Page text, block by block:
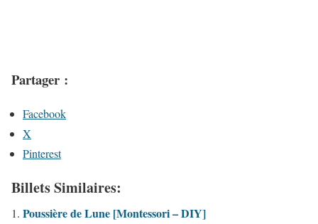
Partager :
Facebook
X
Pinterest
Billets Similaires:
Poussière de Lune [Montessori – DIY]